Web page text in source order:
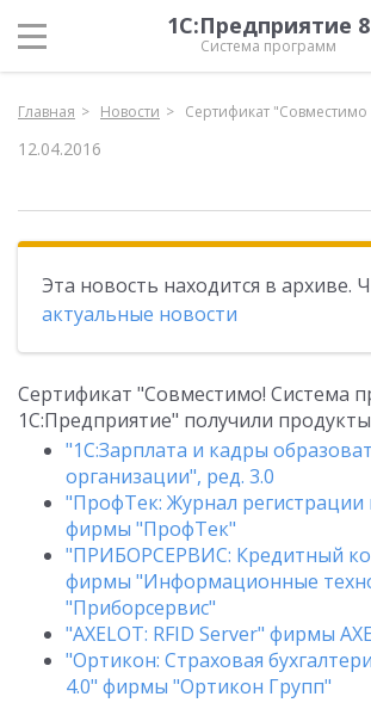
1С:Предприятие 8
Система программ
Главная Новости Сертификат "Совместимо
12.04.2016
Эта новость находится в архиве.
актуальные новости
Сертификат "Совместимо! Система
1С:Предприятие" получили
"1С:Зарплата и кадры
организации", ред. 3.0
"ПрофТек: Журнал регистрации
фирмы "ПрофТек"
"ПРИБОРСЕРВИС: Кредитный
фирмы "Информационные
"Приборсервис"
"AXELOT: RFID Server" фирмы
"Ортикон: Страховая
4.0" фирмы "Ортикон Групп"